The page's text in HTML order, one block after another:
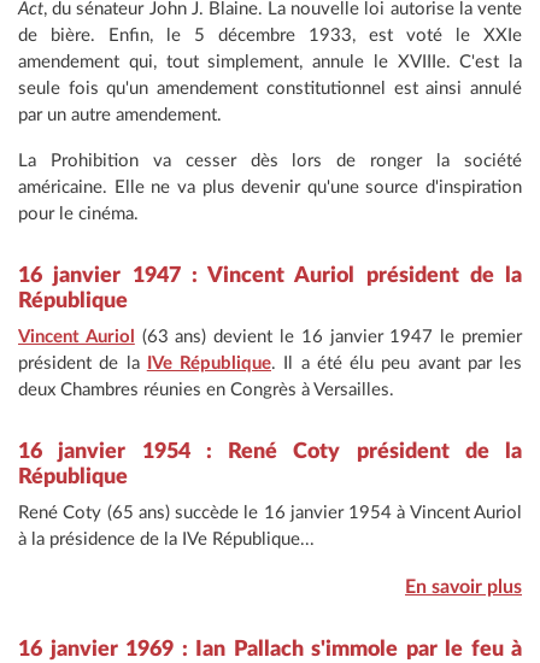
Act, du sénateur John J. Blaine. La nouvelle loi autorise la vente
de bière. Enfin, le 5 décembre 1933, est voté le XXIe
amendement qui, tout simplement, annule le XVIIIe. C'est la
seule fois qu'un amendement constitutionnel est ainsi annulé
par un autre amendement.
La Prohibition va cesser dès lors de ronger la société
américaine. Elle ne va plus devenir qu'une source d'inspiration
pour le cinéma.
16 janvier 1947 : Vincent Auriol président de la
République
Vincent Auriol
(63 ans) devient le 16 janvier 1947 le premier
président de la
IVe République. Il a été élu peu avant par les
deux Chambres réunies en Congrès à Versailles.
16 janvier 1954 : René Coty président de la
République
René Coty (65 ans) succède le 16 janvier 1954 à Vincent Auriol
à la présidence de la IVe République...
En savoir plus
16 janvier 1969 : Ian Pallach s'immole par le feu à